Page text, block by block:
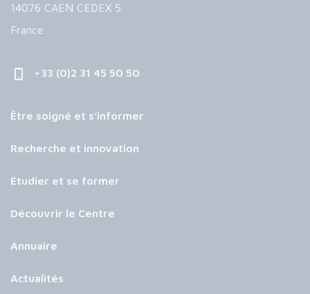
14076 CAEN CEDEX 5
France
+33 (0)2 31 45 50 50
Être soigné et s’informer
Recherche et innovation
Étudier et se former
Découvrir le Centre
Annuaire
Actualités